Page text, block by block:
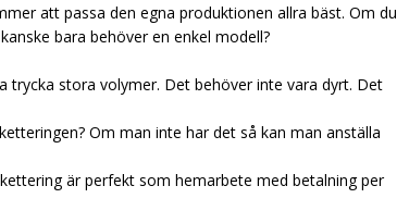
att passa den egna produktionen allra bäst. Om du
bara behöver en enkel modell?
trycka stora volymer. Det behöver inte vara dyrt. Det
Om man inte har det så kan man anställa
är perfekt som hemarbete med betalning per